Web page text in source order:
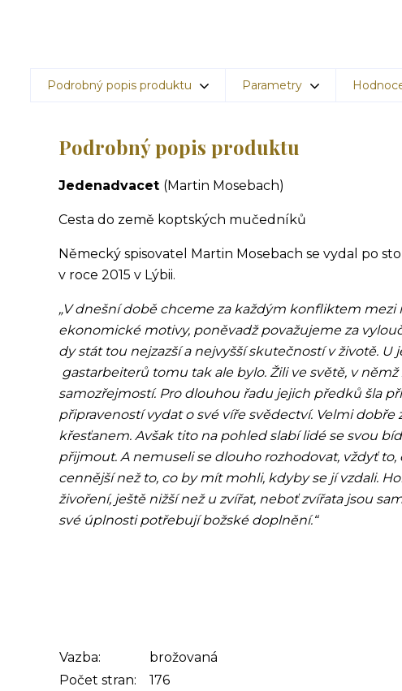
Podrobný popis produktu Parametry
Podrobný popis produktu
Jedenadvacet (Martin Mosebach)
Cesta do země koptských mučedníků
Německý spisovatel Martin Mosebach se vydal po
v roce 2015 v Lýbii.
„V dnešní době chceme za kaž­dým konfliktem
ekonomic­ké motivy, poněvadž považujeme za
dy stát tou nejzazší a nejvyšší skutečností v životě.
gastarbeiterů tomu tak ale bylo. Žili ve světě, v
samozřejmostí. Pro dlouhou řadu jejich předků šla
připraveností vydat o své víře svědectví. Velmi
křesťanem. Avšak tito na pohled slabí lidé se svou
přijmou­­t. A nemuseli se dlouho rozhodovat, vždyť
cennější než to, co by mít mohli, kdyby se jí vzdali.
živoření, ještě nižší než u zvířat, neboť zvířata jsou
své úplnosti potřebují božské doplnění.“
Vazba:
brožovaná
Počet stran:
176